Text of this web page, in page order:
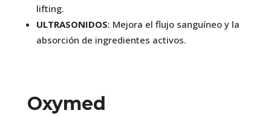
lifting.
ULTRASONIDOS: Mejora el flujo sanguíneo y la
absorción de ingredientes activos.
Oxymed